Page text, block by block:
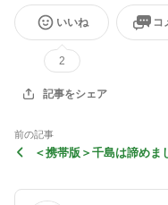
いいね
2
コ
記事をシェア
前の記事
＜携帯版＞千島は諦めま